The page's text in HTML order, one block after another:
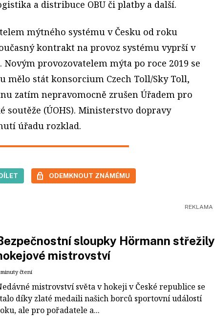
a distribuce OBU či platby a další.
mýtného systému v Česku od roku
kontrakt na provoz systému vyprší v
provozovatelem mýta po roce 2019 se
mělo stát konsorcium Czech Toll/Sky Toll,
zatím nepravomocně zrušen Úřadem pro
soutěže (ÚOHS). Ministerstvo dopravy
úřadu rozklad.
ODEMKNOUT ZNÁMÉMU
sloupky Hörmann střežily
mistrovství
minuty čtení
mistrovství světa v hokeji v České republice se
díky zlaté medaili našich borců sportovní událostí
ale pro pořadatele a...